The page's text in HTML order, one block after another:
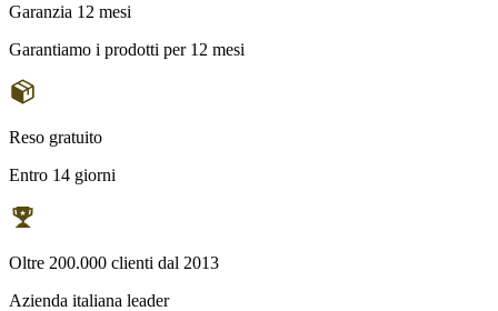
Garanzia 12 mesi
Garantiamo i prodotti per 12 mesi
Reso gratuito
Entro 14 giorni
Oltre 200.000 clienti dal 2013
Azienda italiana leader